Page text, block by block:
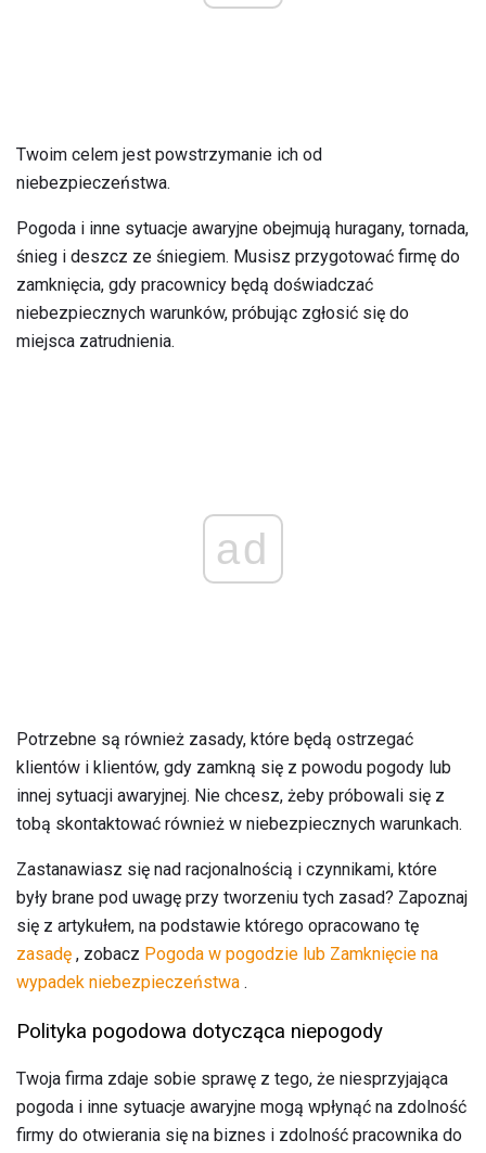
Twoim celem jest powstrzymanie ich od
niebezpieczeństwa.
Pogoda i inne sytuacje awaryjne obejmują huragany, tornada,
śnieg i deszcz ze śniegiem. Musisz przygotować firmę do
zamknięcia, gdy pracownicy będą doświadczać
niebezpiecznych warunków, próbując zgłosić się do
miejsca zatrudnienia.
ad
Potrzebne są również zasady, które będą ostrzegać
klientów i klientów, gdy zamkną się z powodu pogody lub
innej sytuacji awaryjnej. Nie chcesz, żeby próbowali się z
tobą skontaktować również w niebezpiecznych warunkach.
Zastanawiasz się nad racjonalnością i czynnikami, które
były brane pod uwagę przy tworzeniu tych zasad? Zapoznaj
się z artykułem, na podstawie którego opracowano tę
zasadę , zobacz Pogoda w pogodzie lub Zamknięcie na
wypadek niebezpieczeństwa .
Polityka pogodowa dotycząca niepogody
Twoja firma zdaje sobie sprawę z tego, że niesprzyjająca
pogoda i inne sytuacje awaryjne mogą wpłynąć na zdolność
firmy do otwierania się na biznes i zdolność pracownika do